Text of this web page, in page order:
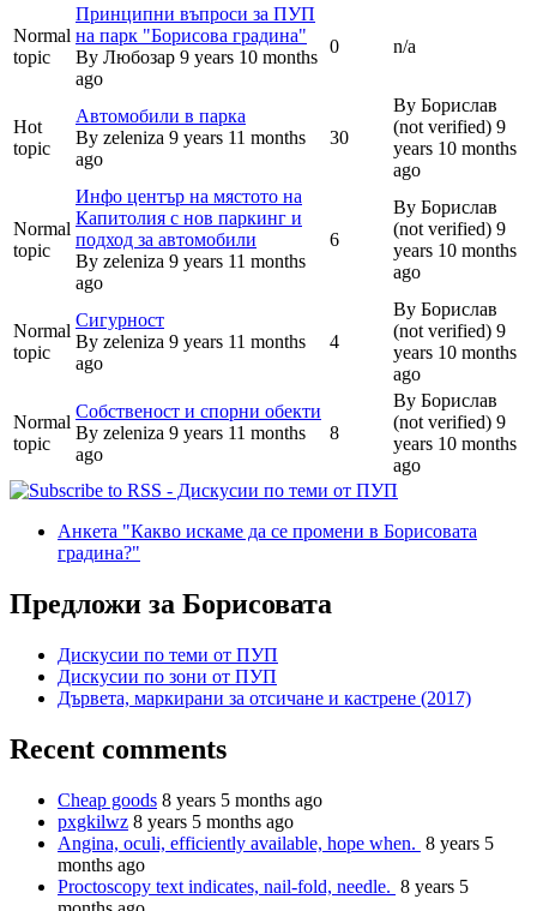
Normal
topic
Принципни въпроси за ПУП
на парк "Борисова градина"
By Любозар 9 years 10 months
ago
0 n/a
Hot
topic
Автомобили в парка
By zeleniza 9 years 11 months
ago
30
By Борислав
(not verified) 9
years 10 months
ago
Normal
topic
Инфо център на мястото на
Капитолия с нов паркинг и
подход за автомобили
By zeleniza 9 years 11 months
ago
6
By Борислав
(not verified) 9
years 10 months
ago
Normal
topic
Сигурност
By zeleniza 9 years 11 months
ago
4
By Борислав
(not verified) 9
years 10 months
ago
Normal
topic
Собственост и спорни обекти
By zeleniza 9 years 11 months
ago
8
By Борислав
(not verified) 9
years 10 months
ago
Анкета "Какво искаме да се промени в Борисовата
градина?"
Предложи за Борисовата
Дискусии по теми от ПУП
Дискусии по зони от ПУП
Дървета, маркирани за отсичане и кастрене (2017)
Recent comments
Cheap goods 8 years 5 months ago
pxgkilwz 8 years 5 months ago
Angina, oculi, efficiently available, hope when. 8 years 5
months ago
Proctoscopy text indicates, nail-fold, needle. 8 years 5